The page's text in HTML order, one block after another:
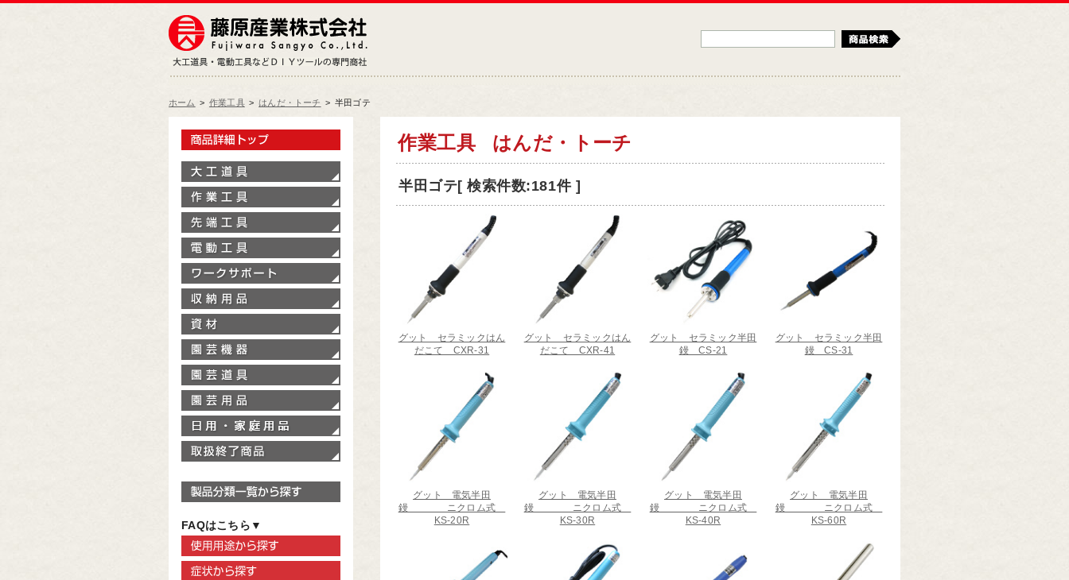
ホーム > 作業工具 > はんだ・トーチ > 半田ゴテ
作業工具 はんだ・トーチ
半田ゴテ[ 検索件数:181件 ]
グット セラミックはん
だこて CXR-31
グット セラミックはん
だこて CXR-41
グット セラミック半田
鏝 CS-21
グット セラミック半田
鏝 CS-31
グット 電気半田
鏝 ニクロム式
KS-20R
グット 電気半田
鏝 ニクロム式
KS-30R
グット 電気半田
鏝 ニクロム式
KS-40R
グット 電気半田
鏝 ニクロム式
KS-60R
製品情報トップ
FAQはこちら▼